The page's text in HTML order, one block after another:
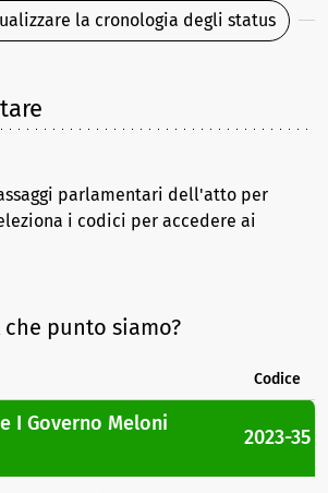
la cronologia degli status
parlamentari dell'atto per
i codici per accedere ai
che punto siamo?
Codice
I Governo Meloni
2023-35